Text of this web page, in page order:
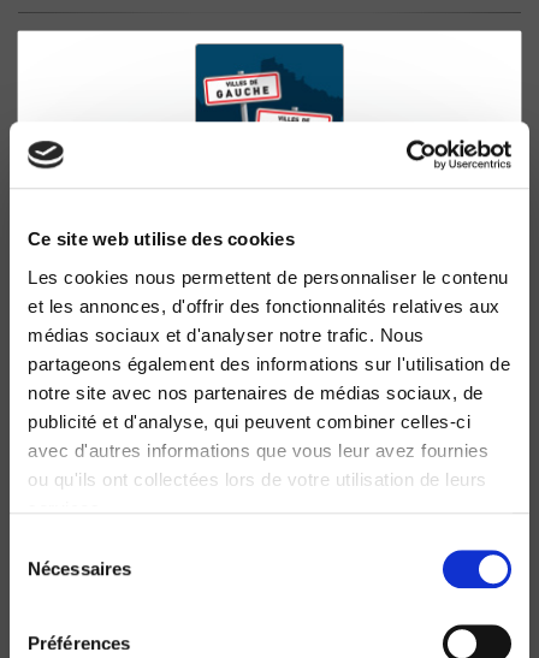
Ce site web utilise des cookies
Les cookies nous permettent de personnaliser le contenu
et les annonces, d'offrir des fonctionnalités relatives aux
médias sociaux et d'analyser notre trafic. Nous
partageons également des informations sur l'utilisation de
notre site avec nos partenaires de médias sociaux, de
publicité et d'analyse, qui peuvent combiner celles-ci
avec d'autres informations que vous leur avez fournies
ou qu'ils ont collectées lors de votre utilisation de leurs
Nécessaires
Préférences
Villes de gauche, villes de droite
Trajectoires politiques des municipalités françaises de
1983 à 2014
Richard Nadeau, Martial Foucault